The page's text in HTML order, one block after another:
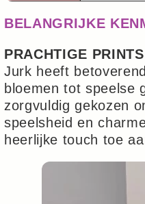
BELANGRIJKE
PRACHTIGE PRINTS
Jurk heeft
bloemen tot speelse
zorgvuldig gekozen
speelsheid en
heerlijke touch toe